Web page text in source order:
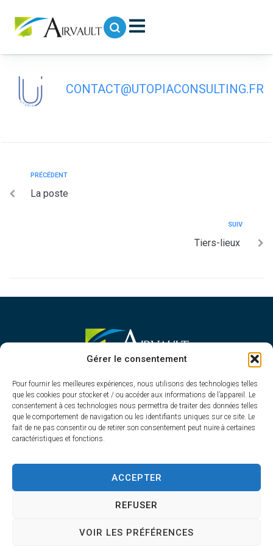
Gérer le consentement
Pour fournir les meilleures expériences, nous utilisons des technologies telles
que les cookies pour stocker et / ou accéder aux informations de l’appareil. Le
consentement à ces technologies nous permettra de traiter des données telles
que le comportement de navigation ou les identifiants uniques sur ce site. Le
fait de ne pas consentir ou de retirer son consentement peut nuire à certaines
caractéristiques et fonctions.
ACCEPTER
REFUSER
VOIR LES PRÉFÉRENCES
Centre de Loisir (RAM)
CONTACT@UTOPIACONSULTING.FR
PRÉCÉDENT
La poste
SUIV
Tiers-lieux
MAIRIE D'AIRVAULT
1 Rue Constant Balquet,
79600 Airvault
05 49 64 70 13
Contacter la mairie
Du lundi au vendredi
de 8h30 à 12h30 et de 13h45 à 17h30
AccessibilitéPlan du siteConfidentialité